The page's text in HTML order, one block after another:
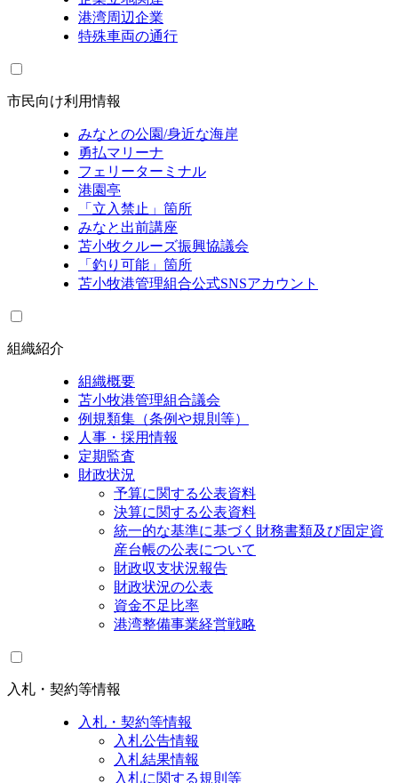
港湾周辺企業
特殊車両の通行
市民向け利用情報
みなとの公園/身近な海岸
勇払マリーナ
フェリーターミナル
港園亭
「立入禁止」箇所
みなと出前講座
苫小牧クルーズ振興協議会
「釣り可能」箇所
苫小牧港管理組合公式SNSアカウント
組織紹介
組織概要
苫小牧港管理組合議会
例規類集（条例や規則等）
人事・採用情報
定期監査
財政状況
予算に関する公表資料
決算に関する公表資料
統一的な基準に基づく財務書類及び固定資
産台帳の公表について
財政収支状況報告
財政状況の公表
資金不足比率
港湾整備事業経営戦略
入札・契約等情報
入札・契約等情報
入札公告情報
入札結果情報
入札に関する規則等